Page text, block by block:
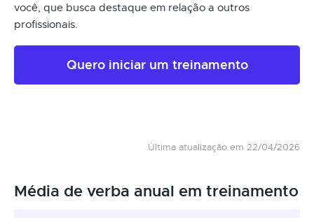
você, que busca destaque em relação a outros
profissionais.
Quero iniciar um treinamento
Última atualização em 22/04/2026
Média de verba anual em treinamento